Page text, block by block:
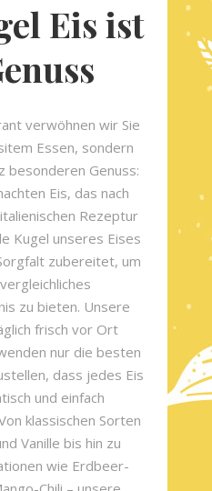
Eis ist
verwöhnen wir Sie
Essen, sondern
besonderen Genuss:
Eis, das nach
Rezeptur
Kugel unseres Eises
zubereitet, um
zu bieten. Unsere
frisch vor Ort
nur die besten
dass jedes Eis
und einfach
klassischen Sorten
Vanille bis hin zu
wie Erdbeer-